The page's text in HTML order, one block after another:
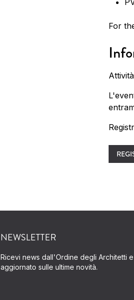
For
NEWSLETTER
Ricevi news dall'Ordine degli Architetti e
aggiornato sulle ultime novità.